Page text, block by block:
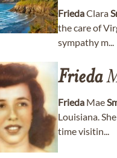
FriedaClara
the care of
sympathy m...
Frieda
Frieda Mae
Louisiana.
time visitin...